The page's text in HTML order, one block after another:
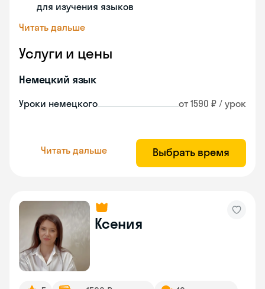
для изучения языков
Читать дальше
Услуги и цены
Немецкий язык
Уроки немецкого от 1590 ₽ / урок
Читать дальше Выбрать время
Ксения